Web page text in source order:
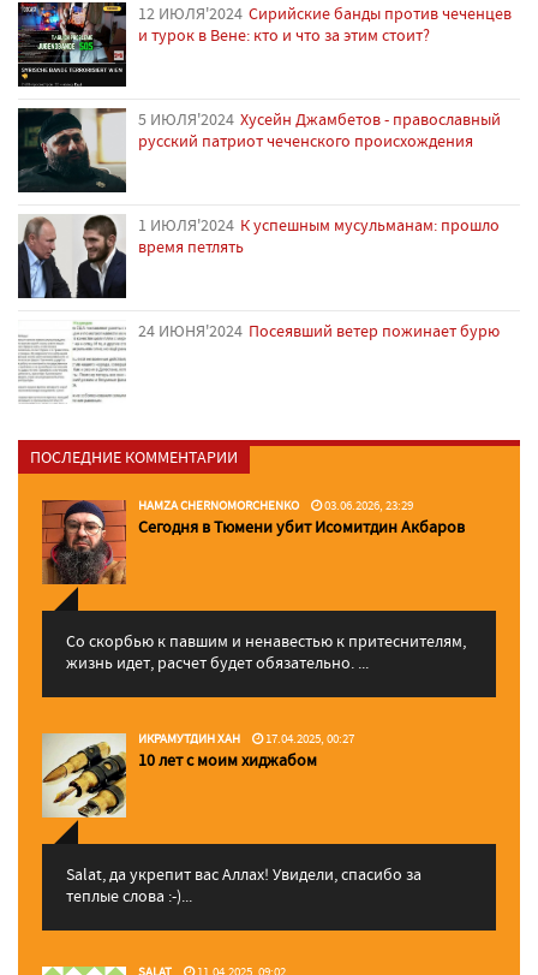
12 ИЮЛЯ'2024 Сирийские банды против чеченцев
и турок в Вене: кто и что за этим стоит?
5 ИЮЛЯ'2024 Хусейн Джамбетов - православный
русский патриот чеченского происхождения
1 ИЮЛЯ'2024 К успешным мусульманам: прошло
время петлять
24 ИЮНЯ'2024 Посеявший ветер пожинает бурю
ПОСЛЕДНИЕ КОММЕНТАРИИ
HAMZA CHERNOMORCHENKO 03.06.2026, 23:29
Сегодня в Тюмени убит Исомитдин Акбаров
Со скорбью к павшим и ненавестью к притеснителям,
жизнь идет, расчет будет обязательно. ...
ИКРАМУТДИН ХАН 17.04.2025, 00:27
10 лет с моим хиджабом
Salat, да укрепит вас Аллаx! Увидели, спасибо за
теплые слова :-)...
SALAT 11.04.2025, 09:02